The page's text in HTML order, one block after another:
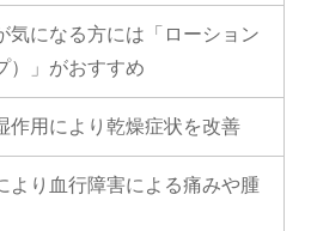
気になる方には「ローション
）」がおすすめ
作用により乾燥症状を改善
より血行障害による痛みや腫